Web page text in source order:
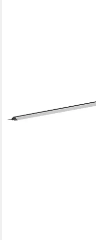
Bewegungsmelder
32,29 €